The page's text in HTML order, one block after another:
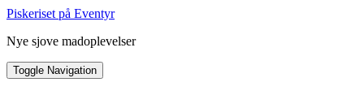
Skip
content
Piskeriset på Eventyr
Nye sjove madoplevelser
Toggle Navigation